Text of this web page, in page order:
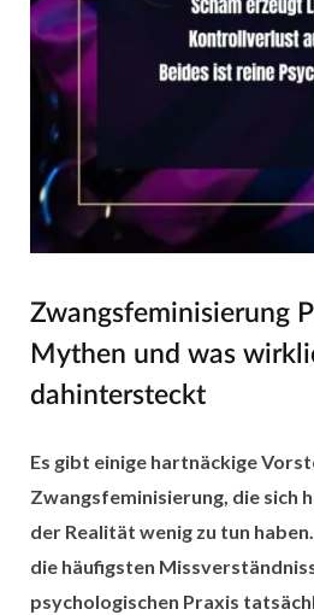
Zwangsfeminisierung
Mythen und was
dahintersteckt
Es gibt einige hartnäckige
Zwangsfeminisierung, die sich
der Realität wenig zu tun
die häufigsten
psychologischen Praxis